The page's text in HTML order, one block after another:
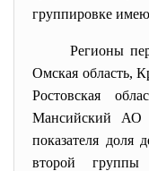
группировке
Регионы
Омская область,
Ростовская
Мансийский АО
показателя доля
второй группы